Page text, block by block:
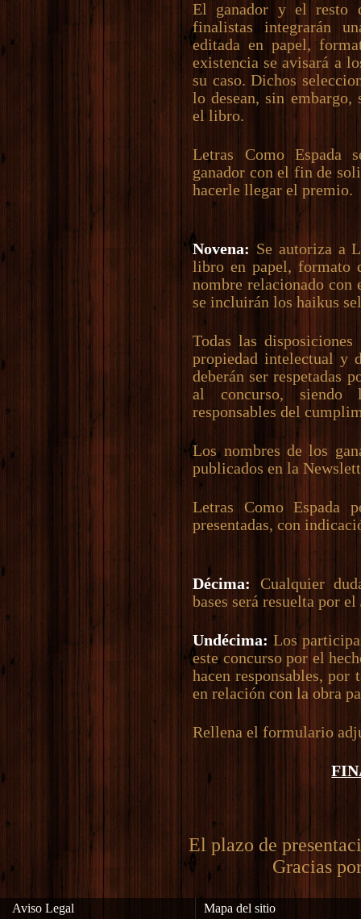
El ganador y el resto
finalistas integrarán
editada en papel,
existencia se avisará a
su caso. Dichos
lo desean, sin
el libro.
Letras Como Espada
ganador con el fin de
hacerle llegar el premio.
Novena: Se autoriza a
libro en papel, formato
nombre relacionado con
se incluirán los haikus
Todas las
propiedad intelectual y
deberán ser respetadas
al concurso, siendo
responsables del
Los nombres de los
publicados en la
Letras Como Espada
presentadas, con
Décima: Cualquier
bases será resuelta por
Undécima: Los
este concurso por el
hacen responsables, por
en relación con la obra
Rellena el formulario
El plazo de
Gracias
Aviso Legal
Mapa del sitio